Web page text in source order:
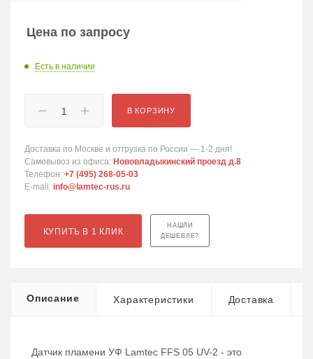
Цена по запросу
Есть в наличии
В КОРЗИНУ
Доставка по Москве и отгрузка по России — 1-2 дня!
Самовывоз из офиса: Нововладыкинский проезд д.8
Телефон: +7 (495) 268-05-03
E-mail: info@lamtec-rus.ru
КУПИТЬ В 1 КЛИК
НАШЛИ
ДЕШЕВЛЕ?
Описание Характеристики Доставка
Датчик пламени УФ Lamtec FFS 05 UV-2 - это